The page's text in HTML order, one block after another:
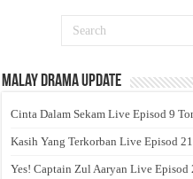
Malay Drama Update
Cinta Dalam Sekam Live Episod 9
Kasih Yang Terkorban Live Episod
Yes! Captain Zul Aaryan Live Episod